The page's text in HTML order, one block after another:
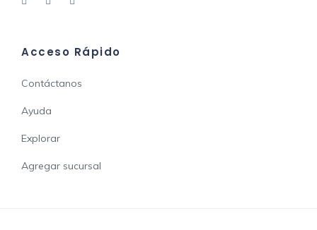
Acceso Rápido
Contáctanos
Ayuda
Explorar
Agregar sucursal